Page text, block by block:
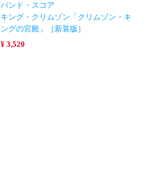
バンド・スコア
キング・クリムゾン「クリムゾン・キ
ングの宮殿」［新装版］
¥ 3,520